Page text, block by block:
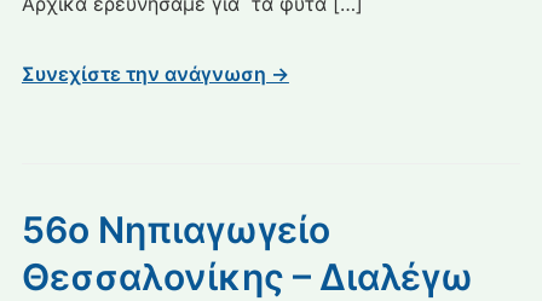
Συνεχίστε την ανάγνωση →
56ο Νηπιαγωγείο
Θεσσαλονίκης – Διαλέγω